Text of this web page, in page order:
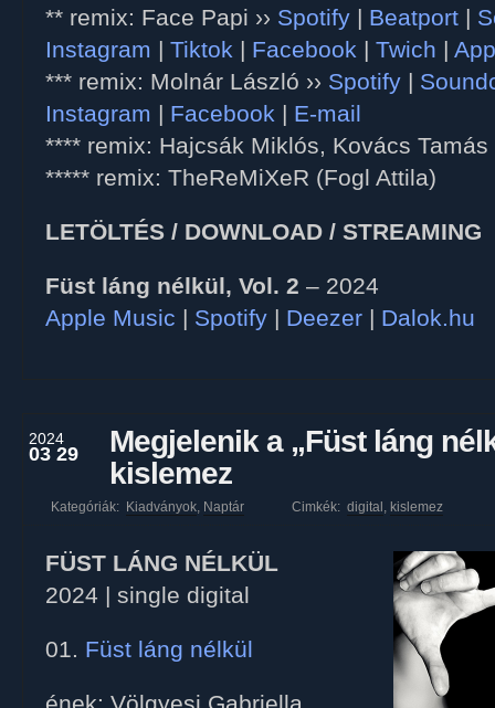
** remix: Face Papi ›› Spotify | Beatport |
Instagram | Tiktok | Facebook | Twich |
*** remix: Molnár László ›› Spotify |
Instagram | Facebook | E-mail
**** remix: Hajcsák Miklós, Kovács Tamás
***** remix: TheReMiXeR (Fogl Attila)
LETÖLTÉS / DOWNLOAD / STREAMING
Füst láng nélkül, Vol. 2 – 2024
Apple Music | Spotify | Deezer | Dalok.hu
2024
03 29
Megjelenik a „Füst láng
kislemez
Kategóriák: Kiadványok, Naptár Cimkék: digital , kislemez
FÜST LÁNG NÉLKÜL
2024 | single digital
01. Füst láng nélkül